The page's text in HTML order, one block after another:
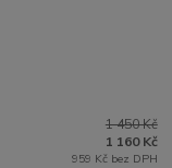
1 450 Kč
1 160 Kč
959 Kč bez DPH